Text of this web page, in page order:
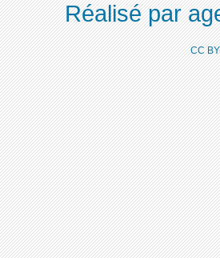
Réalisé par
CC